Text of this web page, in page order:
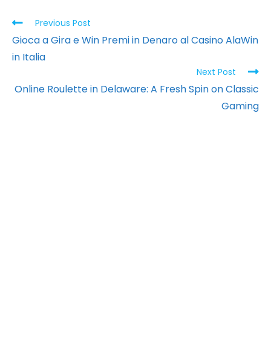
Previous Post
Gioca a Gira e Win Premi in Denaro al Casino AlaWin
in Italia
Next Post
Online Roulette in Delaware: A Fresh Spin on Classic
Gaming